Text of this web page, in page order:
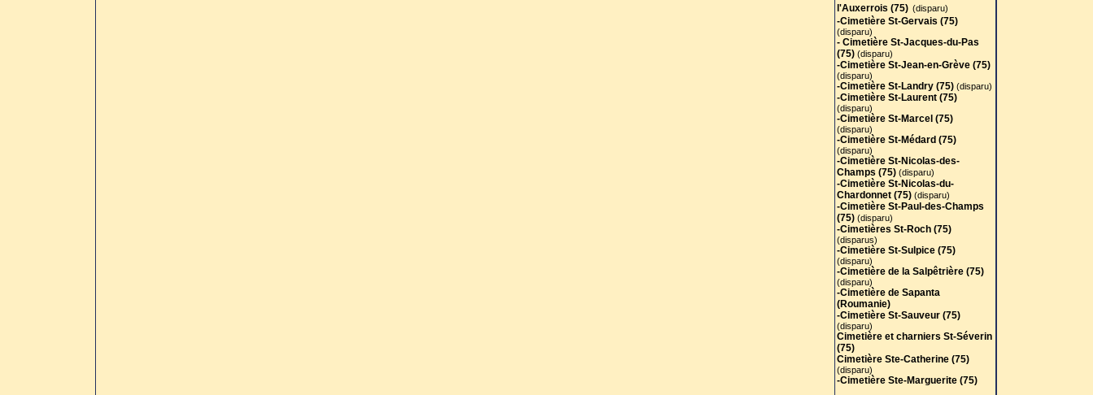
l'Auxerrois (75) (disparu)
-Cimetière St-Gervais (75)
(disparu)
- Cimetière St-Jacques-du-Pas
(75) (disparu)
-Cimetière St-Jean-en-Grève (75)
(disparu)
-Cimetière St-Landry (75) (disparu)
-Cimetière St-Laurent (75)
(disparu)
-Cimetière St-Marcel (75)
(disparu)
-Cimetière St-Médard (75)
(disparu)
-Cimetière St-Nicolas-des-
Champs (75) (disparu)
-Cimetière St-Nicolas-du-
Chardonnet (75) (disparu)
-Cimetière St-Paul-des-Champs
(75) (disparu)
-Cimetières St-Roch (75)
(disparus)
-Cimetière St-Sulpice (75)
(disparu)
-Cimetière de la Salpêtrière (75)
(disparu)
-Cimetière de Sapanta
(Roumanie)
-Cimetière St-Sauveur (75)
(disparu)
Cimetière et charniers St-Séverin
(75)
Cimetière Ste-Catherine (75)
(disparu)
-Cimetière Ste-Marguerite (75)